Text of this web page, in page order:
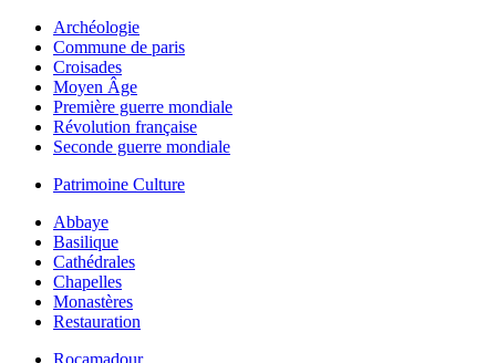
Archéologie
Commune de paris
Croisades
Moyen Âge
Première guerre mondiale
Révolution française
Seconde guerre mondiale
Patrimoine Culture
Abbaye
Basilique
Cathédrales
Chapelles
Monastères
Restauration
Rocamadour